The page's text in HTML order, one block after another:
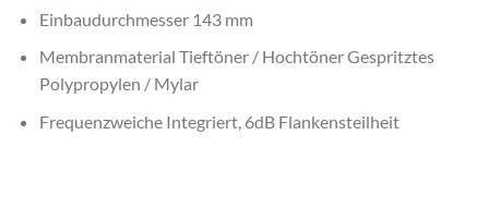
Einbaudurchmesser 143 mm
Membranmaterial Tieftöner / Hochtöner Gespritztes
Polypropylen / Mylar
Frequenzweiche Integriert, 6dB Flankensteilheit